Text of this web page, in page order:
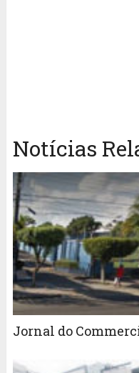
Notícias
Jornal do